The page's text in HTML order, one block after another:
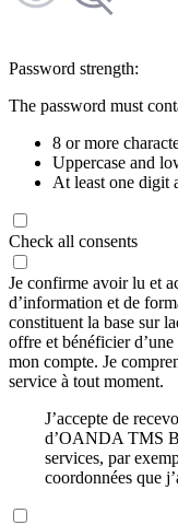
Password strength:
The password must
8 or more
Uppercase and
At least one digit
Check all consents
Je confirme avoir lu et
d’information et de
constituent la base sur
offre et bénéficier
mon compte. Je
service à tout moment.
J’accepte de
d’OANDA TMS
services, par
coordonnées que